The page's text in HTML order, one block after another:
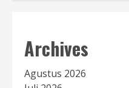
Archives
Agustus 2026